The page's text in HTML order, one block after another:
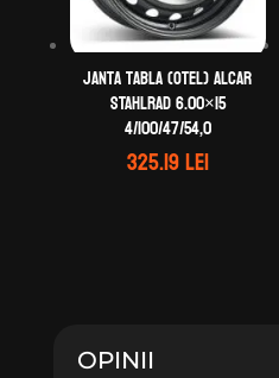
Janta tabla (otel) ALCAR
STAHLRAD 6.00×15
4/100/47/54,0
325.19lei
OPINII